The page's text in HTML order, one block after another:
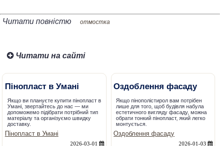
Читати повністю отмостка
Читати на сайті
Пінопласт в Умані
Якщо ви плануєте купити пінопласт в
Умані, звертайтесь до нас — ми
допоможемо підібрати потрібний тип
матеріалу та організуємо швидку
доставку.
Пінопласт в Умані
2026-03-01
Оздоблення фасаду
Якщо пінополістирол вам потрібен
лише для того, щоб будівля набула
естетичного вигляду фасаду, можна
обрати тонкий пінопласт, який легко
монтується.
Оздоблення фасаду
2026-01-03